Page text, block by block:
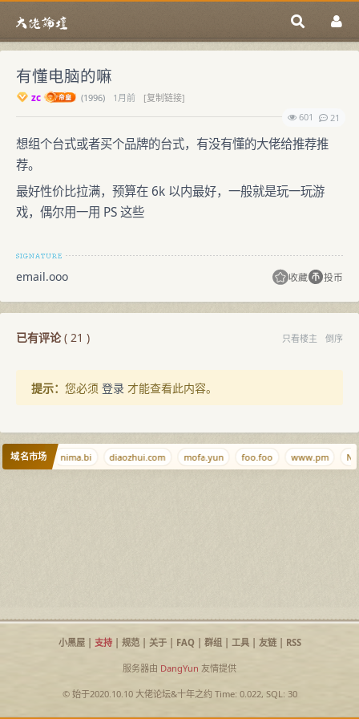
有懂电脑的嘛
zc (1996) 1月前
[复制链接]
601
21
想组个台式或者买个品牌的台式，有没有懂的大佬给推荐推
荐。
最好性价比拉满，预算在 6k 以内最好，一般就是玩一玩游
戏，偶尔用一用 PS 这些
email.ooo 收藏 投币
已有评论( 21 ) 只看楼主 倒序
提示： 您必须 登录 才能查看此内容。
域名市场
yeye.org nima.bi diaozhui.com mofa.yun foo.foo www.pm
小黑屋| 支持| 规范| 关于| FAQ| 群组| 工具| 友链| RSS
服务器由 DangYun 友情提供
© 始于2020.10.10 大佬论坛&十年之约Time: 0.022, SQL: 30